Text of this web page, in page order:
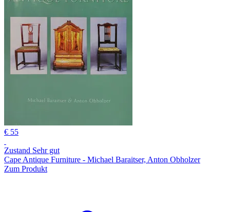
€ 55
Zustand Sehr gut
Cape Antique Furniture - Michael Baraitser, Anton Obholzer
Zum Produkt